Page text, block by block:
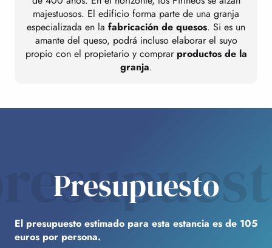
majestuosos. El edificio forma parte de una granja
especializada en la fabricación de quesos. Si es un
amante del queso, podrá incluso elaborar el suyo
propio con el propietario y comprar productos de la
granja.
Presupuesto
El presupuesto estimado para esta estancia es de 105
euros por persona.